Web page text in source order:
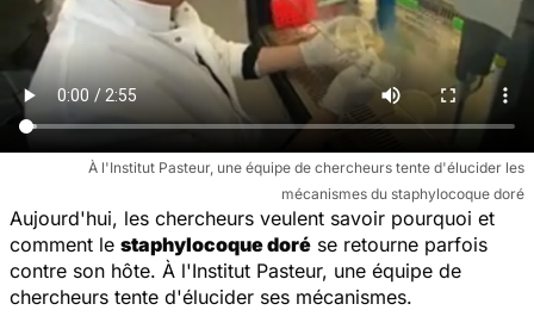
À l'Institut Pasteur, une équipe de chercheurs tente d'élucider les
mécanismes du staphylocoque doré
Aujourd'hui, les chercheurs veulent savoir pourquoi et
comment le staphylocoque doré se retourne parfois
contre son hôte. À l'Institut Pasteur, une équipe de
chercheurs tente d'élucider ses mécanismes.